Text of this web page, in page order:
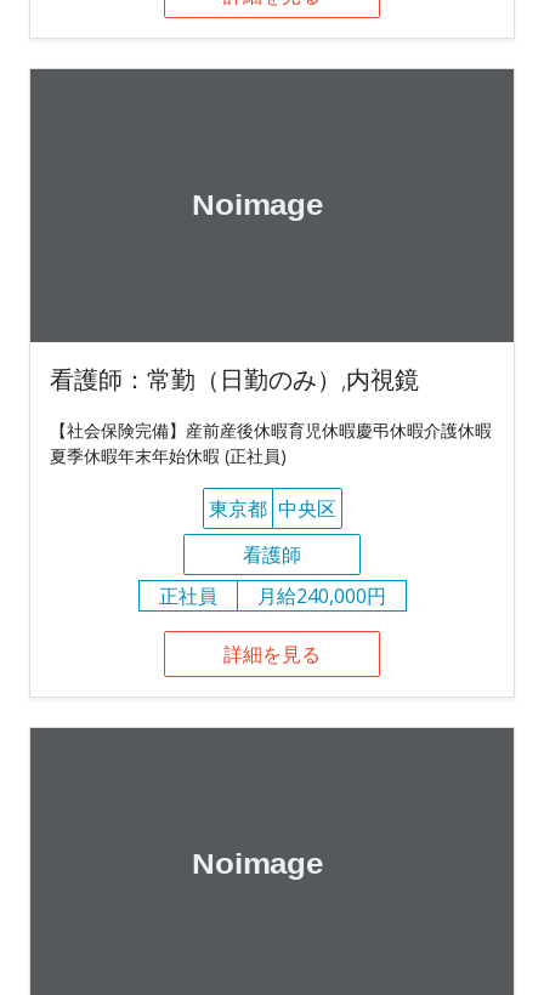
看護師：常勤（日勤のみ）,内視鏡
【社会保険完備】産前産後休暇育児休暇慶弔休暇介護休暇
夏季休暇年末年始休暇 (正社員)
東京都 中央区
看護師
正社員
月給240,000円
詳細を見る